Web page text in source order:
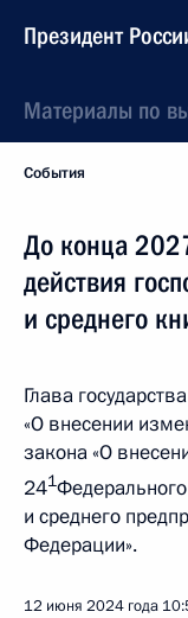
Президент
Материалы по
События
До конца
действия
и среднего
Глава
«О внесении
закона «О
241
и среднего
Федерации».
12 июня 2024 года